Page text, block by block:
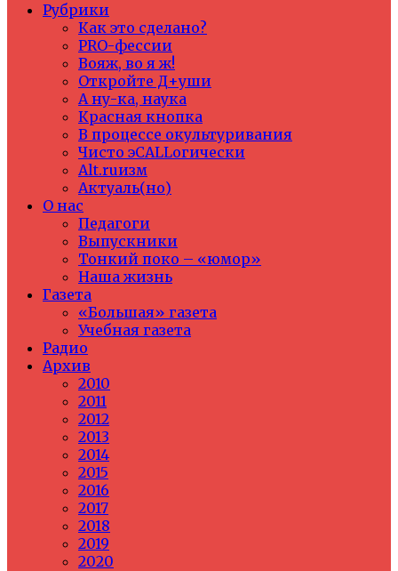
Рубрики
Как это сделано?
PRO-фессии
Вояж, во я ж!
Откройте Д+уши
А ну-ка, наука
Красная кнопка
В процессе окультуривания
Чисто эCALLогически
Alt.ruизм
Актуаль(но)
О нас
Педагоги
Выпускники
Тонкий поко – «юмор»
Наша жизнь
Газета
«Большая» газета
Учебная газета
Радио
Архив
2010
2011
2012
2013
2014
2015
2016
2017
2018
2019
2020